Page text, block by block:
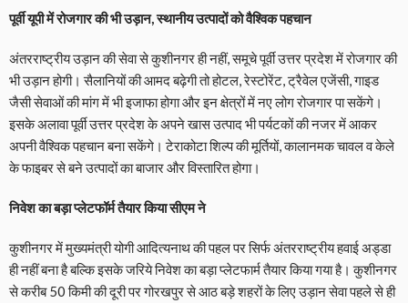
पूर्वी यूपी में रोजगार की भी उड़ान, स्थानीय उत्पादों को वैश्विक पहचान
अंतरराष्ट्रीय उड़ान की सेवा से कुशीनगर ही नहीं, समूचे पूर्वी उत्तर प्रदेश में रोजगार की
भी उड़ान होगी। सैलानियों की आमद बढ़ेगी तो होटल, रेस्टोरेंट, ट्रैवेल एजेंसी, गाइड
जैसी सेवाओं की मांग में भी इजाफा होगा और इन क्षेत्रों में नए लोग रोजगार पा सकेंगे।
इसके अलावा पूर्वी उत्तर प्रदेश के अपने खास उत्पाद भी पर्यटकों की नजर में आकर
अपनी वैश्विक पहचान बना सकेंगे। टेराकोटा शिल्प की मूर्तियों, कालानमक चावल व केले
के फाइबर से बने उत्पादों का बाजार और विस्तारित होगा।
निवेश का बड़ा प्लेटफॉर्म तैयार किया सीएम ने
कुशीनगर में मुख्यमंत्री योगी आदित्यनाथ की पहल पर सिर्फ अंतरराष्ट्रीय हवाई अड्डा
ही नहीं बना है बल्कि इसके जरिये निवेश का बड़ा प्लेटफार्म तैयार किया गया है। कुशीनगर
से करीब 50 किमी की दूरी पर गोरखपुर से आठ बड़े शहरों के लिए उड़ान सेवा पहले से ही